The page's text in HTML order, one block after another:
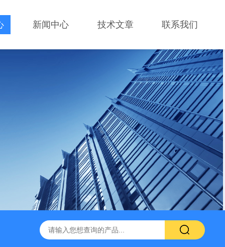
新闻中心 技术文章 联系我们
试剂盒,免费代测